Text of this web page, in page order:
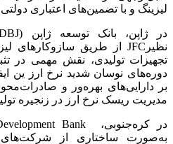
لیزینگ و با تضمین‌های اعتباری
در ژاپن، بانک توسعه ژاپن
نظیر JFC
از طریق سازوکارهای
تجهیزات تولیدی، نقش مهمی در
دوره‌های نوسان شدید نرخ ارز ین
بر دارایی‌های بهره‌ور و
مدیریت ریسک نرخ ارز در زنجیره
در کره‌جنوبی، Bank
به‌صورت ساختاری از